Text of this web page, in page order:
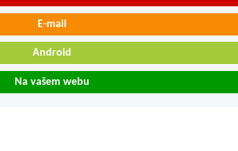
E-mail
Android
Na vašem webu